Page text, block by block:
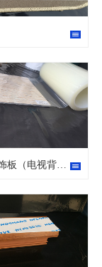
（电视背景墙）